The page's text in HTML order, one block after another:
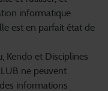
informatique
est en parfait état de
Kendo et Disciplines
ne peuvent
informations